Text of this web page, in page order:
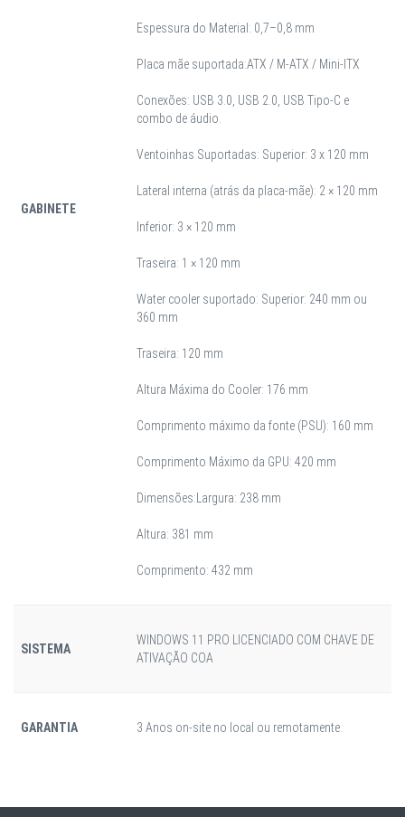
GABINETE
Espessura do Material: 0,7–0,8 mm
Placa mãe suportada:ATX / M-ATX / Mini-ITX
Conexões: USB 3.0, USB 2.0, USB Tipo-C e
combo de áudio.
Ventoinhas Suportadas: Superior: 3 x 120 mm
Lateral interna (atrás da placa-mãe): 2 × 120 mm
Inferior: 3 × 120 mm
Traseira: 1 × 120 mm
Water cooler suportado: Superior: 240 mm ou
360 mm
Traseira: 120 mm
Altura Máxima do Cooler: 176 mm
Comprimento máximo da fonte (PSU): 160 mm
Comprimento Máximo da GPU: 420 mm
Dimensões:Largura: 238 mm
Altura: 381 mm
Comprimento: 432 mm
SISTEMA
WINDOWS 11 PRO LICENCIADO COM CHAVE DE
ATIVAÇÃO COA
GARANTIA 3 Anos on-site no local ou remotamente.